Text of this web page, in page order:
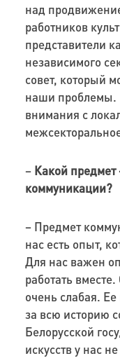
над
работников
представители
независимого
совет, который
наши проблемы.
внимания с
– Какой предмет
коммуникации?
– Предмет
нас есть опыт,
Для нас важен
работать
очень слабая.
за всю историю
Белорусской
искусств у нас